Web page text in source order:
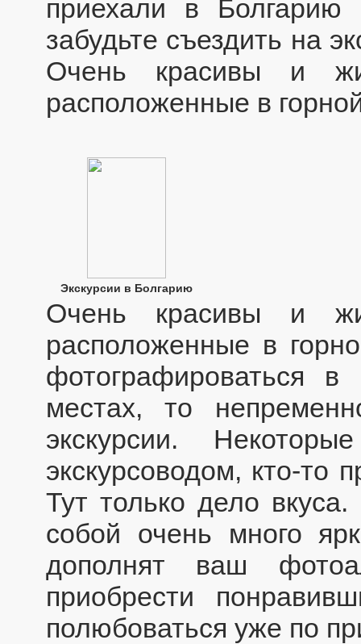
приехали в
забудьте съездить на
Очень красивы и
расположенные в
Экскурсии в Болгарию
Очень красивы и
расположенные в
фотографироваться
местах, то
экскурсии.
экскурсоводом, кто-то
Тут только дело
собой очень много
дополнят ваш
приобрести
полюбоваться уже по